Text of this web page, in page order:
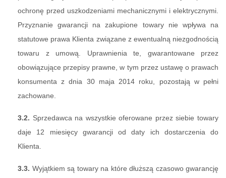
ochronę przed uszkodzeniami mechanicznymi i elektrycznymi.
Przyznanie gwarancji na zakupione towary nie wpływa na
statutowe prawa Klienta związane z ewentualną niezgodnością
towaru z umową. Uprawnienia te, gwarantowane przez
obowiązujące przepisy prawne, w tym przez ustawę o prawach
konsumenta z dnia 30 maja 2014 roku, pozostają w pełni
zachowane.
3.2. Sprzedawca na wszystkie oferowane przez siebie towary
daje 12 miesięcy gwarancji od daty ich dostarczenia do
Klienta.
3.3. Wyjątkiem są towary na które dłuższą czasowo gwarancję